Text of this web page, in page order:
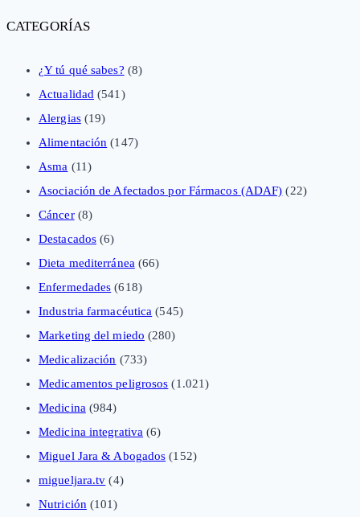
CATEGORÍAS
¿Y tú qué sabes? (8)
Actualidad (541)
Alergias(19)
Alimentación (147)
Asma (11)
Asociación de Afectados por Fármacos (ADAF) (22)
Cáncer(8)
Destacados (6)
Dieta mediterránea (66)
Enfermedades (618)
Industria farmacéutica (545)
Marketing del miedo (280)
Medicalización (733)
Medicamentos peligrosos (1.021)
Medicina (984)
Medicina integrativa (6)
Miguel Jara & Abogados (152)
migueljara.tv (4)
Nutrición (101)